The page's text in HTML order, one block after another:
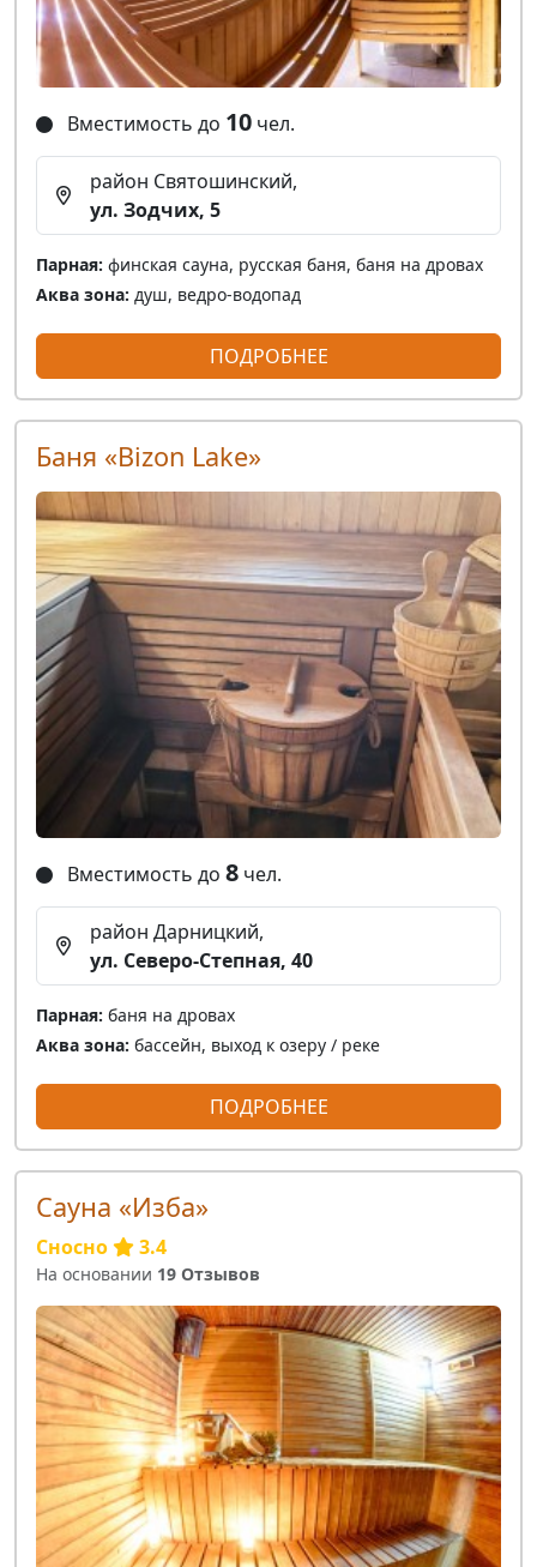
Вместимость до 10 чел.
район Святошинский,
ул. Зодчих, 5
Парная: финская сауна, русская баня, баня на дровах
Аква зона: душ, ведро-водопад
ПОДРОБНЕЕ
Баня «Bizon Lake»
Вместимость до 8 чел.
район Дарницкий,
ул. Северо-Степная, 40
Парная: баня на дровах
Аква зона: бассейн, выход к озеру / реке
ПОДРОБНЕЕ
Сауна «Изба»
Сносно 3.4
На основании 19 Отзывов